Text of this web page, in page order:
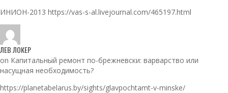
ИНИОН-2013 https://vas-s-al.livejournal.com/465197.html
ЛЕВ ЛОКЕР
on Капитальный ремонт по-брежневски: варварство или
насущная необходимость?
https://planetabelarus.by/sights/glavpochtamt-v-minske/